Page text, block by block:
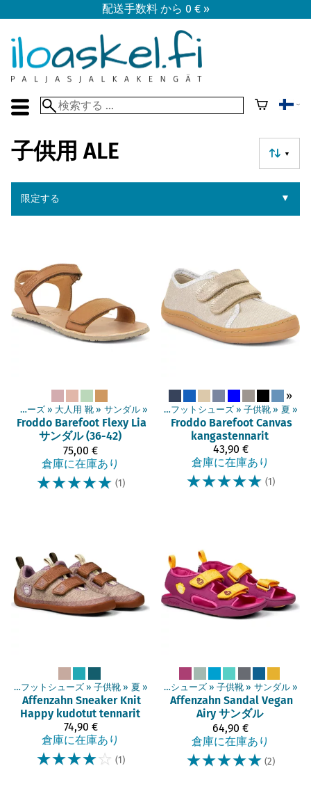
配送手数料 から 0 € »
▼
子供用 ALE
限定する ▼
ベアフットシューズ ‪» 大人用 靴 ‪» サンダル ‪»
Froddo Barefoot Flexy Lia
サンダル (36-42)
75,00 €
倉庫に在庫あり
☆☆☆☆☆ (1)
»
商品 ‪» ベアフットシューズ ‪» 子供靴 ‪» 夏 ‪»
Froddo Barefoot Canvas
kangastennarit
43,90 €
倉庫に在庫あり
☆☆☆☆☆ (1)
ベアフットシューズ ‪» 子供靴 ‪» 夏 ‪»
Affenzahn Sneaker Knit
Happy kudotut tennarit
74,90 €
倉庫に在庫あり
☆☆☆☆☆ (1)
商品‪» ベアフットシューズ ‪» 子供靴 ‪» サンダル ‪»
Affenzahn Sandal Vegan
Airy サンダル
64,90 €
倉庫に在庫あり
☆☆☆☆☆ (2)